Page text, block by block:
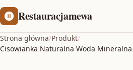
Restauracjamewa
Strona główna/Produkt/
Cisowianka Naturalna Woda